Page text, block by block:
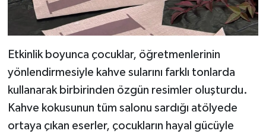
Etkinlik boyunca çocuklar, öğretmenlerinin
yönlendirmesiyle kahve sularını farklı tonlarda
kullanarak birbirinden özgün resimler oluşturdu.
Kahve kokusunun tüm salonu sardığı atölyede
ortaya çıkan eserler, çocukların hayal gücüyle